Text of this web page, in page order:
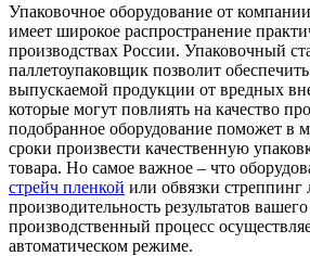
Упаковочное оборудование от
имеет широкое распространение
производствах России. Упаковочный
паллетоупаковщик позволит
выпускаемой продукции от вредных
которые могут повлиять на качество
подобранное оборудование поможет в
сроки произвести качественную
товара. Но самое важное – что
стрейч пленкой или обвязки
производительность результатов
производственный процесс
автоматическом режиме.